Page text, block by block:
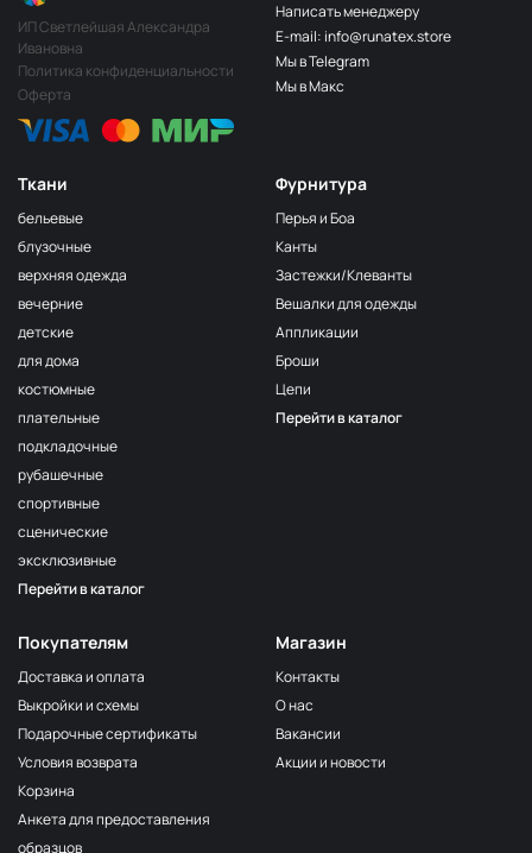
Ткани
бельевые
блузочные
верхняя одежда
вечерние
детские
для дома
костюмные
плательные
подкладочные
рубашечные
спортивные
сценические
эксклюзивные
Перейти в каталог
Фурнитура
Перья и Боа
Канты
Застежки/Клеванты
Вешалки для одежды
Аппликации
Броши
Цепи
Перейти в каталог
Покупателям
Доставка и оплата
Выкройки и схемы
Подарочные сертификаты
Условия возврата
Корзина
Анкета для предоставления
образцов
Магазин
Контакты
О нас
Вакансии
Акции и новости
ИП Светлейшая Александра
Ивановна
Политика конфиденциальности
Оферта
Написать менеджеру
E-mail: info@runatex.store
Мы в Telegram
Мы в Макс